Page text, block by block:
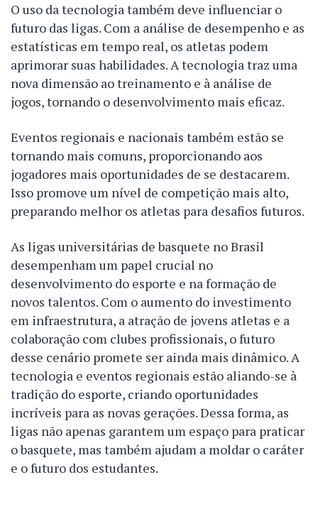
O uso da tecnologia também deve influenciar o
futuro das ligas. Com a análise de desempenho e as
estatísticas em tempo real, os atletas podem
aprimorar suas habilidades. A tecnologia traz uma
nova dimensão ao treinamento e à análise de
jogos, tornando o desenvolvimento mais eficaz.
Eventos regionais e nacionais também estão se
tornando mais comuns, proporcionando aos
jogadores mais oportunidades de se destacarem.
Isso promove um nível de competição mais alto,
preparando melhor os atletas para desafios futuros.
As ligas universitárias de basquete no Brasil
desempenham um papel crucial no
desenvolvimento do esporte e na formação de
novos talentos. Com o aumento do investimento
em infraestrutura, a atração de jovens atletas e a
colaboração com clubes profissionais, o futuro
desse cenário promete ser ainda mais dinâmico. A
tecnologia e eventos regionais estão aliando-se à
tradição do esporte, criando oportunidades
incríveis para as novas gerações. Dessa forma, as
ligas não apenas garantem um espaço para praticar
o basquete, mas também ajudam a moldar o caráter
e o futuro dos estudantes.